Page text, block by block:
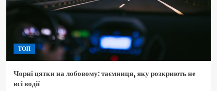
ТОП
Чорні цятки на лобовому: таємниця, яку розкриють не
всі водії